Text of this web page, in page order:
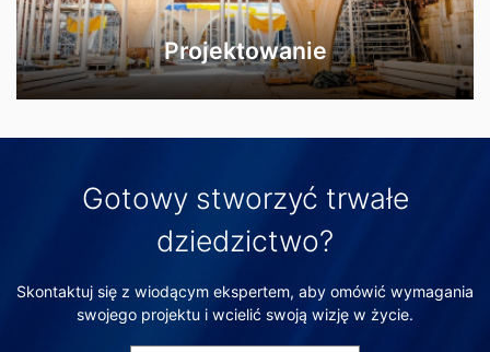
Projektowanie
Gotowy stworzyć trwałe
dziedzictwo?
Skontaktuj się z wiodącym ekspertem, aby omówić wymagania
swojego projektu i wcielić swoją wizję w życie.